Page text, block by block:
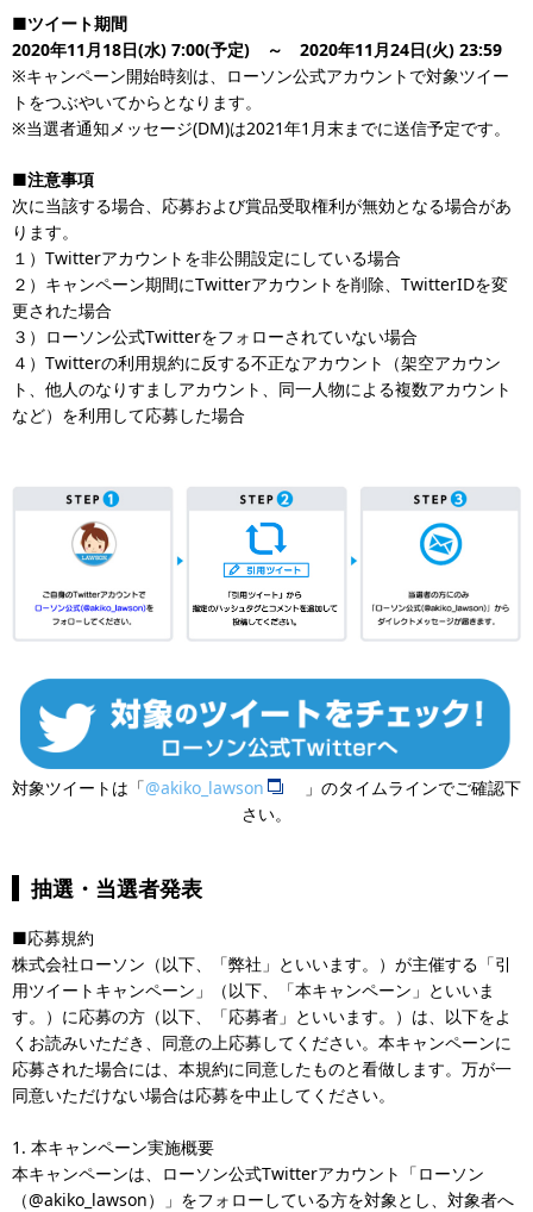
■ツイート期間
2020年11月18日(水) 7:00(予定) ～ 2020年11月24日(火) 23:59
※キャンペーン開始時刻は、ローソン公式アカウントで対象ツイー
トをつぶやいてからとなります。
※当選者通知メッセージ(DM)は2021年1月末までに送信予定です。
■注意事項
次に当該する場合、応募および賞品受取権利が無効となる場合があ
ります。
１）Twitterアカウントを非公開設定にしている場合
２）キャンペーン期間にTwitterアカウントを削除、TwitterIDを変
更された場合
３）ローソン公式Twitterをフォローされていない場合
４）Twitterの利用規約に反する不正なアカウント（架空アカウン
ト、他人のなりすましアカウント、同一人物による複数アカウント
など）を利用して応募した場合
対象ツイートは「@akiko_lawson
」のタイムラインでご確認下
さい。
抽選・当選者発表
■​応募規約
株式会社ローソン（以下、「弊社」といいます。）が主催する「引
用ツイートキャンペーン」（以下、「本キャンペーン」といいま
す。）に応募の方（以下、「応募者」といいます。）は、以下をよ
くお読みいただき、同意の上応募してください。本キャンペーンに
応募された場合には、本規約に同意したものと看做します。万が一
同意いただけない場合は応募を中止してください。
1. 本キャンペーン実施概要
本キャンペーンは、ローソン公式Twitterアカウント「ローソン
（@akiko_lawson）」をフォローしている方を対象とし、対象者へ